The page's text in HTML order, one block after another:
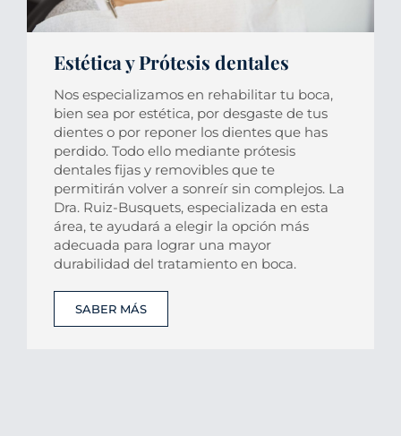
Estética y Prótesis dentales
Nos especializamos en rehabilitar tu boca,
bien sea por estética, por desgaste de tus
dientes o por reponer los dientes que has
perdido. Todo ello mediante prótesis
dentales fijas y removibles que te
permitirán volver a sonreír sin complejos. La
Dra. Ruiz-Busquets, especializada en esta
área, te ayudará a elegir la opción más
adecuada para lograr una mayor
durabilidad del tratamiento en boca.
SABER MÁS